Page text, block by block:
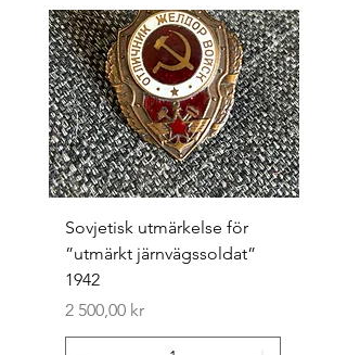
Sovjetisk utmärkelse för
”utmärkt järnvägssoldat”
1942
Pris
2 500,00 kr